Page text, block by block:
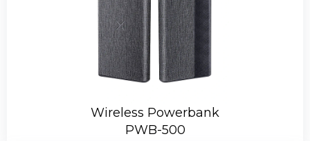
Wireless Powerbank
PWB-500